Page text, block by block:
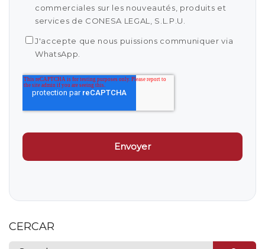
commerciales sur les nouveautés, produits et
services de CONESA LEGAL, S.L.P.U.
J'accepte que nous puissions communiquer via
WhatsApp.
CERCAR